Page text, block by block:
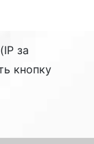
за
кнопку